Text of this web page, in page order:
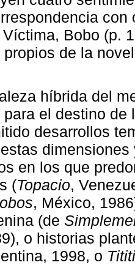
Bobo (p.
de la
híbrida del
el destino
desarrollos
en los que
(Topacio,
, México,
(de
o historias
1998, o Tititi